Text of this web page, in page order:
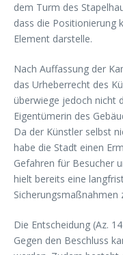
dem Turm des
dass die Positionierung
Element darstelle.
Nach Auffassung der
das Urheberrecht des
überwiege jedoch nicht
Eigentümerin des
Da der Künstler selbst
habe die Stadt einen
Gefahren für Besucher
hielt bereits eine
Sicherungsmaßnahmen
Die Entscheidung (Az.
Gegen den Beschluss